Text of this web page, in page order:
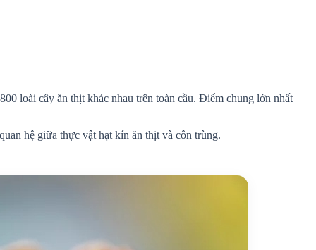
loài cây ăn thịt khác nhau trên toàn cầu. Điểm chung lớn nhất
hệ giữa thực vật hạt kín ăn thịt và côn trùng.